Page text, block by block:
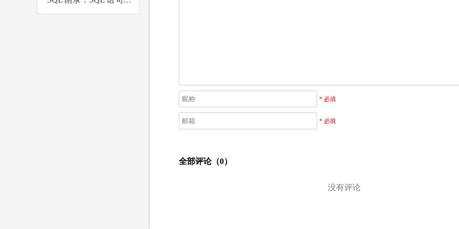
* 必填
* 必填
全部评论（0）
没有评论